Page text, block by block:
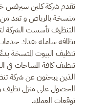
تقدم شركة كلين سيرفس
متسخة بالرياض و تعد
التنظيف تأسست الشركة
نظافة شاملة تقدك
تنظيف البيوت المتسخة
تنظيف كافة المساحات في
الذين يبحثون عن شركة
الحصول على منزل نظيف
توقعات العملاء.